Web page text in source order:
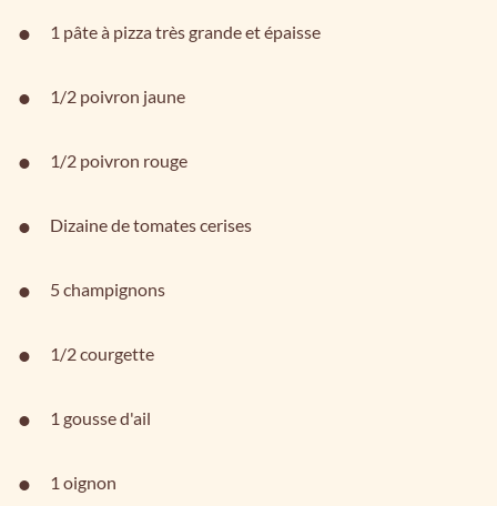
1 pâte à pizza très grande et épaisse
1/2 poivron jaune
1/2 poivron rouge
Dizaine de tomates cerises
5 champignons
1/2 courgette
1 gousse d'ail
1 oignon